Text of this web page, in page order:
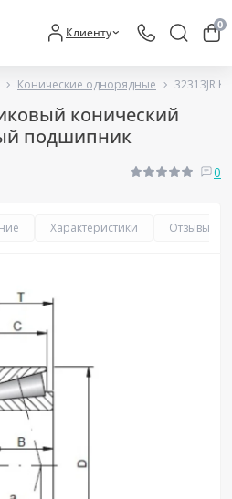
Клиенту 0
Конические однорядные 32313JR
конический
подшипник
0
Характеристики Отзывы